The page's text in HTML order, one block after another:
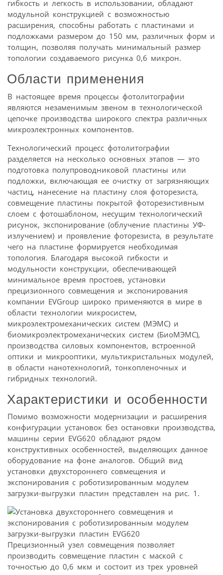
гибкость и легкость в использовании, обладают
модульной конструкцией с возможностью
расширения, способны работать с пластинами и
подложками размером до 150 мм, различных форм и
толщин, позволяя получать минимальный размер
топологии создаваемого рисунка 0,6 микрон.
Области применения
В настоящее время процессы фотолитографии
являются незаменимым звеном в технологической
цепочке производства широкого спектра различных
микроэлектронных компонентов.
Технологический процесс фотолитографии
разделяется на несколько основных этапов — это
подготовка полупроводниковой пластины или
подложки, включающая ее очистку от загрязняющих
частиц, нанесение на пластину слоя фоторезиста,
совмещение пластины покрытой фоторезистивным
слоем с фотошаблоном, несущим технологический
рисунок, экспонирование (облучение пластины УФ-
излучением) и проявление фоторезиста, в результате
чего на пластине формируется необходимая
топология. Благодаря высокой гибкости и
модульности конструкции, обеспечивающей
минимальное время простоев, установки
прецизионного совмещения и экспонирования
компании EVGroup широко применяются в мире в
области технологии микросистем,
микроэлектромеханических систем (МЭМС) и
биомикроэлектромеханических систем (БиоМЭМС),
производства силовых компонентов, встроенной
оптики и микрооптики, мультикристальных модулей,
в области нанотехнологий, тонкопленочных и
гибридных технологий.
Характеристики и особенности
Помимо возможности модернизации и расширения
конфигурации установок без остановки производства,
машины серии EVG620 обладают рядом
конструктивных особенностей, выделяющих данное
оборудование на фоне аналогов. Общий вид
установки двухстороннего совмещения и
экспонирования с роботизированным модулем
загрузки-выгрузки пластин представлен на рис. 1.
Прецизионный узел совмещения позволяет
производить совмещение пластин с маской с
точностью до 0,6 мкм и состоит из трех уровней